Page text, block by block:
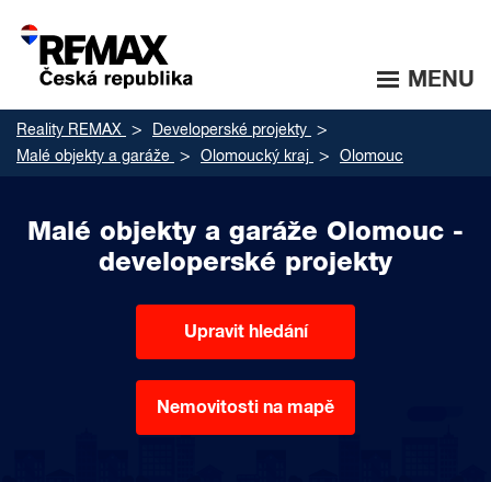
MENU
Reality REMAX
Developerské projekty
Malé objekty a garáže
Olomoucký kraj Olomouc
Malé objekty a garáže Olomouc -
developerské projekty
Upravit hledání
Nemovitosti na mapě